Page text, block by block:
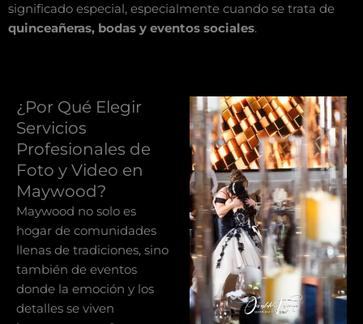
significado especial, especialmente cuando se trata de
quinceañeras, bodas y eventos sociales.
¿Por Qué Elegir
Servicios
Profesionales de
Foto y Video en
Maywood?
Maywood no solo es
hogar de comunidades
llenas de tradiciones, sino
también de eventos
donde la emoción y los
detalles se viven